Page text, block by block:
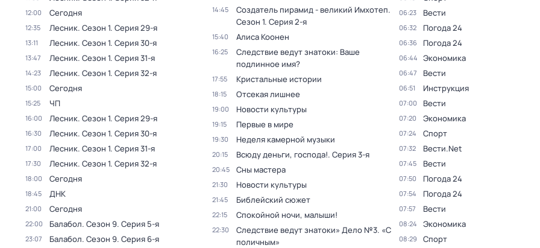
12:00 Сегодня
12:35 Лесник. Сезон 1. Серия 29-я
13:11 Лесник. Сезон 1. Серия 30-я
13:47 Лесник. Сезон 1. Серия 31-я
14:23 Лесник. Сезон 1. Серия 32-я
15:00 Сегодня
15:25 ЧП
16:00 Лесник. Сезон 1. Серия 29-я
16:30 Лесник. Сезон 1. Серия 30-я
17:00 Лесник. Сезон 1. Серия 31-я
17:30 Лесник. Сезон 1. Серия 32-я
18:00 Сегодня
18:45 ДНК
21:00 Сегодня
22:00 Балабол. Сезон 9. Серия 5-я
23:07 Балабол. Сезон 9. Серия 6-я
14:45 Создатель пирамид - великий Имхотеп.
Сезон 1. Серия 2-я
15:40 Алиса Коонен
16:25
Следствие ведут знатоки: Ваше
подлинное имя?
17:55 Кристальные истории
18:15 Отсекая лишнее
19:00 Новости культуры
19:15 Первые в мире
19:30 Неделя камерной музыки
20:15 Всюду деньги, господа!. Серия 3-я
20:45 Сны мастера
21:30 Новости культуры
21:45 Библейский сюжет
22:15 Спокойной ночи, малыши!
22:30
Следствие ведут знатоки» Дело №3. «С
поличным»
06:23 Вести
06:32 Погода 24
06:36 Погода 24
06:44 Экономика
06:47 Вести
06:51 Инструкция
07:00 Вести
07:20 Экономика
07:24 Спорт
07:32 Вести.Net
07:45 Вести
07:50 Погода 24
07:54 Погода 24
07:57 Вести
08:24 Экономика
08:29 Спорт